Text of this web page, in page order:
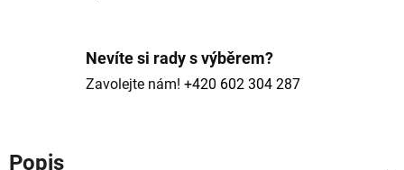
Nevíte si rady s výběrem?
Zavolejte nám! +420 602 304 287
Popis